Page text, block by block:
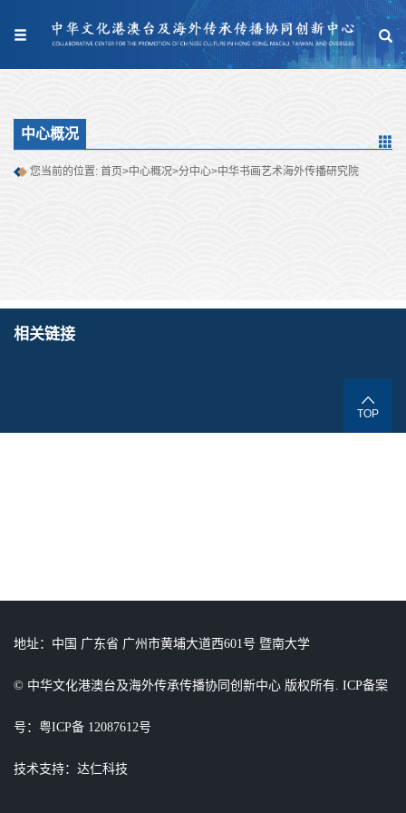
中心概况
您当前的位置: 首页>中心概况>分中心>中华书画艺术海外传播研究院
相关链接
TOP
地址：中国 广东省 广州市黄埔大道西601号 暨南大学
© 中华文化港澳台及海外传承传播协同创新中心 版权所有. ICP备案
号：粤ICP备 12087612号
技术支持：达仁科技